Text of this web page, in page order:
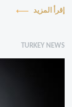
جذب اقتصادي للم...
إقرأ المزيد
TURKEY NEWS